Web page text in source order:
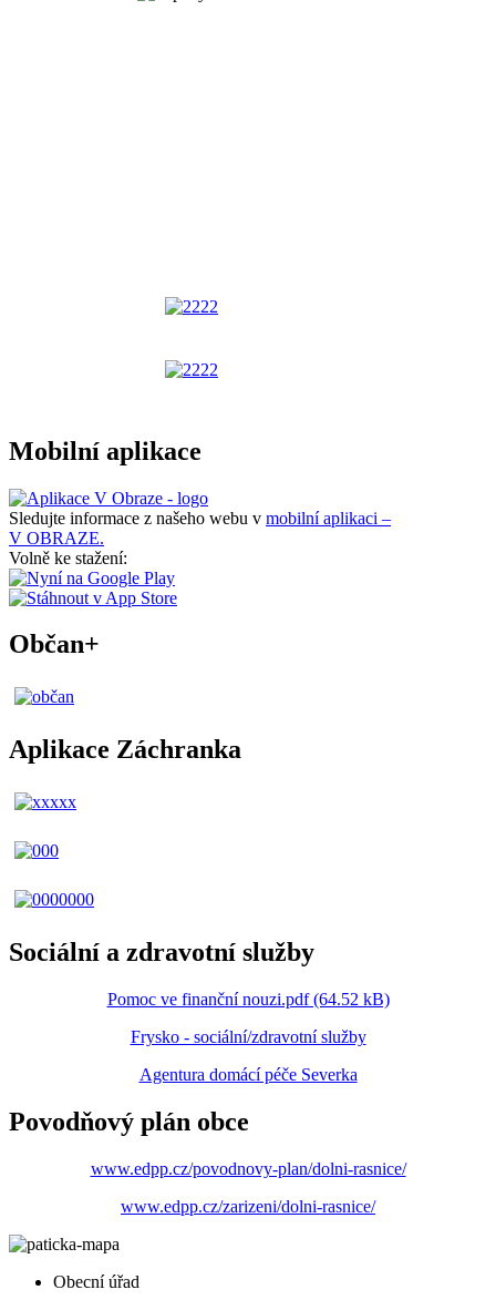
Mobilní aplikace
Sledujte informace z našeho webu v mobilní aplikaci –
V OBRAZE.
Volně ke stažení:
Občan+
Aplikace Záchranka
Sociální a zdravotní služby
Pomoc ve finanční nouzi.pdf (64.52 kB)
Frysko - sociální/zdravotní služby
Agentura domácí péče Severka
Povodňový plán obce
www.edpp.cz/povodnovy-plan/dolni-rasnice/
www.edpp.cz/zarizeni/dolni-rasnice/
Obecní úřad